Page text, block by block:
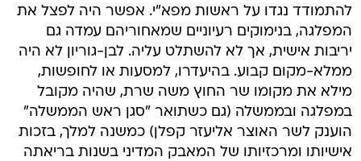
להתמודד נגדו על ראשות מפא"י. אפשר היה לפצל את
המפלגה, בנימוקים רעיוניים שמאחוריהם עמדה גם
יריבות אישית, אך לא להשתלט עליה. לבן-גוריון לא היה
ממלא-מקום קבוע. בהיעדרו, למסעות או לחופשות,
מילא את מקומו שר החוץ משה שרת, שהיה מקובל
במפלגה ובממשלה (גם כשתואר "סגן ראש הממשלה"
הוענק לשר האוצר אליעזר קפלן) כמשנה למלך, בזכות
אישיותו ומרכזיותו של המאבק המדיני בשנות בריאתה